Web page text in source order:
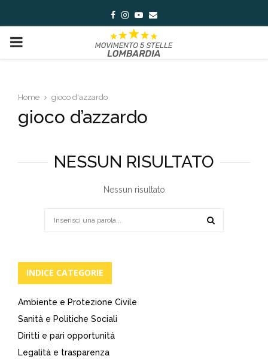
Facebook
Instagram
Youtube
Email
PRIMARY
Home gioco d'azzardo
gioco d’azzardo
NESSUN RISULTATO
Nessun risultato
INDICE CATEGORIE
Ambiente e Protezione Civile
Sanità e Politiche Sociali
Diritti e pari opportunità
Legalità e trasparenza